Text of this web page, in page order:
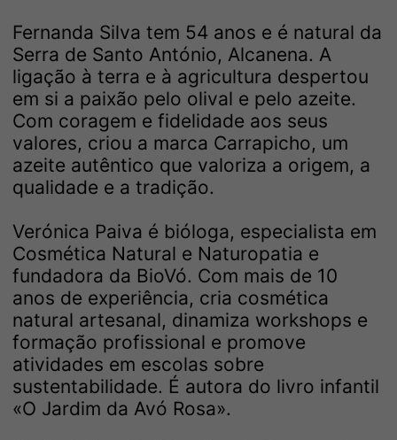
Fernanda Silva tem 54 anos e é natural da
Serra de Santo António, Alcanena. A
ligação à terra e à agricultura despertou
em si a paixão pelo olival e pelo azeite.
Com coragem e fidelidade aos seus
valores, criou a marca Carrapicho, um
azeite autêntico que valoriza a origem, a
qualidade e a tradição.
Verónica Paiva é bióloga, especialista em
Cosmética Natural e Naturopatia e
fundadora da BioVó. Com mais de 10
anos de experiência, cria cosmética
natural artesanal, dinamiza workshops e
formação profissional e promove
atividades em escolas sobre
sustentabilidade. É autora do livro infantil
«O Jardim da Avó Rosa».